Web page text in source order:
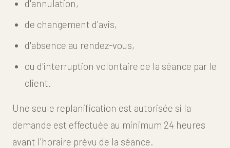
d'annulation,
de changement d'avis,
d'absence au rendez-vous,
ou d'interruption volontaire de la séance par le
client.
Une seule replanification est autorisée si la
demande est effectuée au minimum 24 heures
avant l'horaire prévu de la séance.